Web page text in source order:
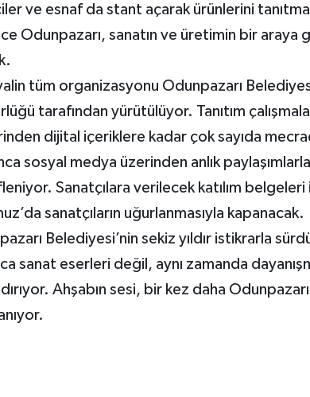
ve esnaf da stant açarak ürünlerini
Odunpazarı, sanatın ve üretimin bir araya
tüm organizasyonu Odunpazarı
tarafından yürütülüyor. Tanıtım
dijital içeriklere kadar çok sayıda
sosyal medya üzerinden anlık
Sanatçılara verilecek katılım
sanatçıların uğurlanmasıyla kapanacak.
Belediyesi’nin sekiz yıldır istikrarla
sanat eserleri değil, aynı zamanda
Ahşabın sesi, bir kez daha